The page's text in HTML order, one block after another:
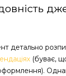
детально
(буває,